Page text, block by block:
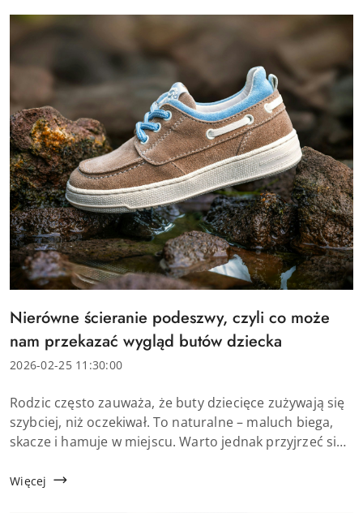
Tytuł
artykułu:
Nierówne ścieranie podeszwy, czyli co może
nam przekazać wygląd butów dziecka
Data
2026-02-25 11:30:00
Treść
artykułu:
Rodzic często zauważa, że buty dziecięce zużywają się
szybciej, niż oczekiwał. To naturalne – maluch biega,
skacze i hamuje w miejscu. Warto jednak przyjrzeć się
Nierówne ścieranie podeszwy n...
Więcej